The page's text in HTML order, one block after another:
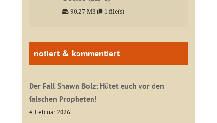
90.27 MB 1 file(s)
notiert & kommentiert
Der Fall Shawn Bolz: Hütet euch vor den
falschen Propheten!
4. Februar 2026